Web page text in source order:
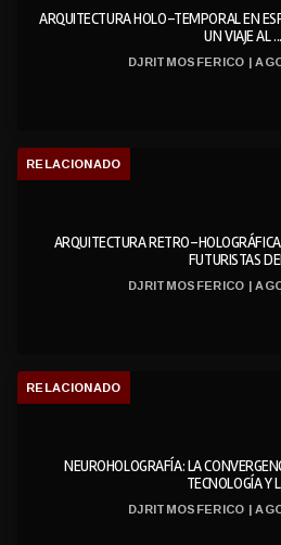
ARQUITECTURA HOLO-TEMPORAL EN
UN VIAJE AL ...
DJRITMOSFERICO |
RELACIONADO
ARQUITECTURA RETRO-
FUTURISTAS
DJRITMOSFERICO |
RELACIONADO
NEUROHOLOGRAFÍA: LA
TECNOLOGÍA Y
DJRITMOSFERICO |